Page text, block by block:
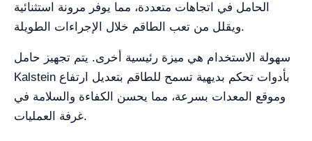
الحامل في اتجاهات متعددة، مما يوفر مرونة استثنائية
ويقلل من تعب الطاقم خلال الإجراءات الطويلة.
سهولة الاستخدام هي ميزة رئيسية أخرى. يتم تجهيز حامل
Kalstein بأدوات تحكم بديهية تسمح للطاقم بتعديل ارتفاع
وموقع المعدات بسرعة، مما يحسن الكفاءة والسلامة في
غرفة العمليات.